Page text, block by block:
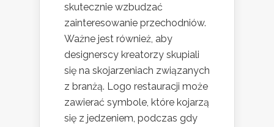
skutecznie wzbudzać
zainteresowanie przechodniów.
Ważne jest również, aby
designerscy kreatorzy skupiali
się na skojarzeniach związanych
z branżą. Logo restauracji może
zawierać symbole, które kojarzą
się z jedzeniem, podczas gdy